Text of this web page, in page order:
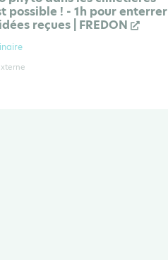
possible ! - 1h pour enterrer
reçues | FREDON